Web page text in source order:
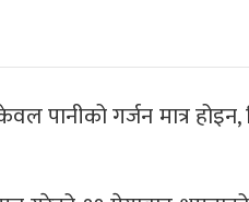
पानीको गर्जन मात्र